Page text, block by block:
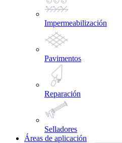
Impermeabilización
Pavimentos
Reparación
Selladores
Áreas de aplicación